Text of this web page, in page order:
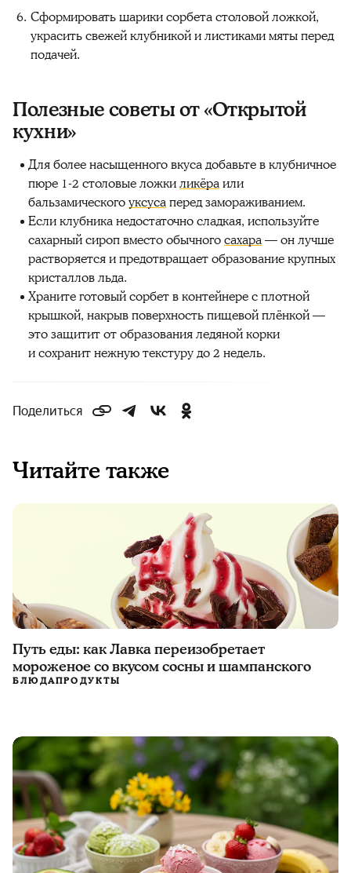
Сформировать шарики сорбета столовой ложкой,
украсить свежей клубникой и листиками мяты перед
подачей.
Полезные советы от «Открытой
кухни»
Для более насыщенного вкуса добавьте в клубничное
пюре 1-2 столовые ложкиликёраили
бальзамическогоуксусаперед замораживанием.
Если клубника недостаточно сладкая, используйте
сахарный сироп вместо обычногосахара— он лучше
растворяется и предотвращает образование крупных
кристаллов льда.
Храните готовый сорбет в контейнере с плотной
крышкой, накрыв поверхность пищевой плёнкой —
это защитит от образования ледяной корки
и сохранит нежную текстуру до 2 недель.
Поделиться
Читайте также
Путь еды: как Лавка переизобретает
мороженое со вкусом сосны и шампанского
БЛЮДАПРОДУКТЫ